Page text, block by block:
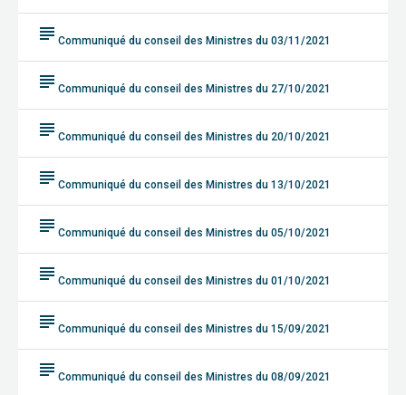
subject Communiqué du conseil des Ministres du 03/11/2021
subject Communiqué du conseil des Ministres du 27/10/2021
subject Communiqué du conseil des Ministres du 20/10/2021
subject Communiqué du conseil des Ministres du 13/10/2021
subject Communiqué du conseil des Ministres du 05/10/2021
subject Communiqué du conseil des Ministres du 01/10/2021
subject Communiqué du conseil des Ministres du 15/09/2021
subject Communiqué du conseil des Ministres du 08/09/2021